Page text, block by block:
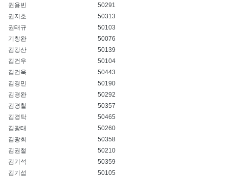
권용빈
50291
권지호
50313
권태규
50103
기창완
50076
김강산
50139
김건우
50104
김건욱
50443
김경민
50190
김경완
50292
김경철
50357
김경탁
50465
김광태
50260
김광회
50358
김권철
50210
김기석
50359
김기섭
50105